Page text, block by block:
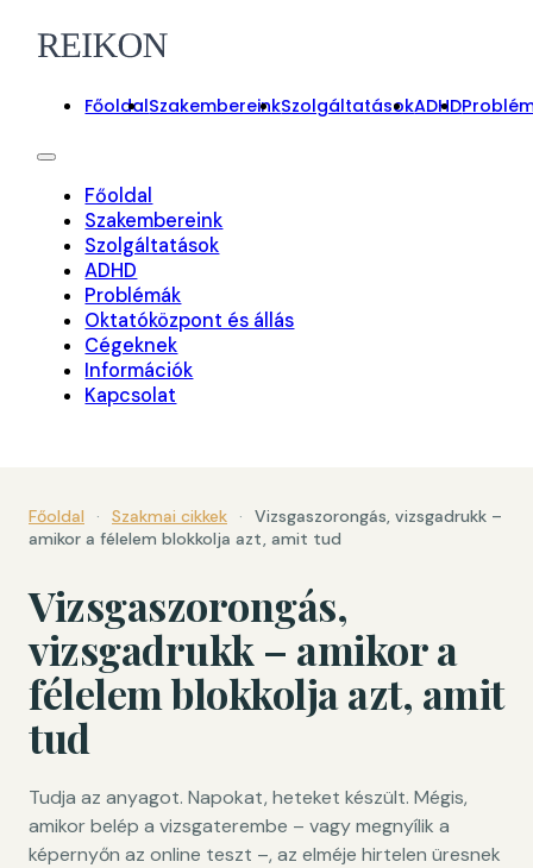
FőoldalSzakembereinkSzolgáltatásokADHD
Főoldal
Szakembereink
Szolgáltatások
ADHD
Problémák
Oktatóközpont és állás
Cégeknek
Információk
Kapcsolat
Főoldal · Szakmai cikkek ·
Vizsgaszorongás, vizsgadrukk –
amikor a félelem blokkolja azt, amit tud
Vizsgaszorongás,
vizsgadrukk – amikor a
félelem blokkolja azt, amit
tud
Tudja az anyagot. Napokat, heteket készült. Mégis,
amikor belép a vizsgaterembe – vagy megnyílik a
képernyőn az online teszt –, az elméje hirtelen üresnek